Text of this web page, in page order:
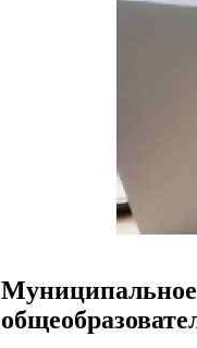
Муниципальное